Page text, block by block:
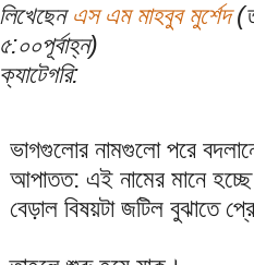
লিখেছেন এস এম মাহবুব মুর্শেদ
৫:০০পূর্বাহ্ন)
ক্যাটেগরি:
ভাগগুলোর নামগুলো পরে
আপাতত: এই নামের মানে
বেড়াল বিষয়টা জটিল বুঝাতে